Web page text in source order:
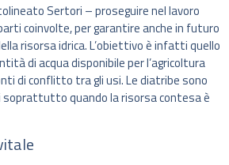
Sertori – proseguire nel lavoro
coinvolte, per garantire anche in futuro
risorsa idrica. L’obiettivo è infatti quello
di acqua disponibile per l’agricoltura
di conflitto tra gli usi. Le diatribe sono
quando la risorsa contesa è